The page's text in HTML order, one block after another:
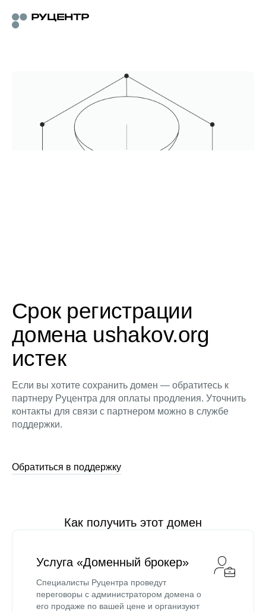
Срок регистрации
домена ushakov.org
истек
Если вы хотите сохранить домен — обратитесь к
партнеру Руцентра для оплаты продления. Уточнить
контакты для связи с партнером можно в службе
поддержки.
Обратиться в поддержку
Как получить этот домен
Услуга «Доменный брокер»
Специалисты Руцентра проведут
переговоры с администратором домена о
его продаже по вашей цене и организуют